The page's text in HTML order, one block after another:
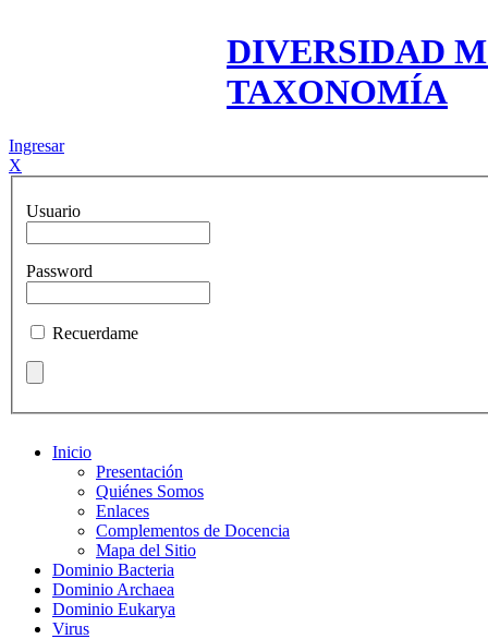
DIVERSIDAD
TAXONOMÍA
Ingresar
X
Usuario
Password
Recuerdame
Inicio
Presentación
Quiénes Somos
Enlaces
Complementos de Docencia
Mapa del Sitio
Dominio Bacteria
Dominio Archaea
Dominio Eukarya
Virus